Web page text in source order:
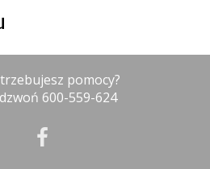
pomocy?
600-559-624